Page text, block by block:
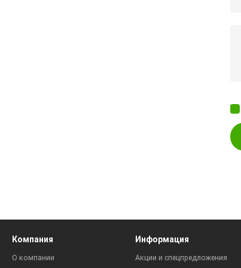
Компания
О компании
Информация
Акции и спецпредложения